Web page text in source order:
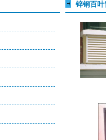
锌钢百叶